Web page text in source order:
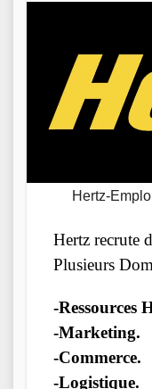
Hertz-
Hertz recrute
Plusieurs
-Ressources
-Marketing.
-Commerce.
-Logistique.